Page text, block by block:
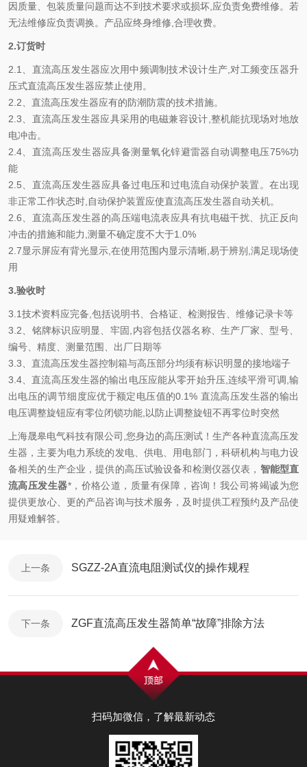
因质量、包装质量问题而达不到技术要求或损坏,应负责免费维修。若
无法维修应负责调换。产品应终身维修,合理收费。
2.订货时
2.1、直流高压发生器应次用中频调制技术设计生产,对工频变压器升
压式直流高压发生器应禁止使用。
2.2、直流高压发生器应有的防潮防震的技术措施。
2.3、直流高压发生器应具采用的电磁兼容设计,整机能抗现场对地放
电冲击。
2.4、直流高压发生器应具备测量氧化锌避雷器自动调整电压75%功
能
2.5、直流高压发生器应具备过电压和过电流自动保护装置。在出现
非正常工作状态时,自动保护装置应使直流高压发生器自动关机。
2.6、直流高压发生器的高压端电流表应具有抗电磁干扰、抗正反向
冲击的措施和能力,测量不确定度不大于1.0%
2.7显示屏应有背光显示,在使用范围内显示清晰,易于辨别,满足现场使
用
3.验收时
3.1技术资料应完备,包括说明书、合格证、检测报告、维修记录卡等
3.2、铭牌标识应明显、牢固,内容包括仪器名称、生产厂家、型号、
编号、精度、测量范围、出厂日期等
3.3、直流高压发生器控制箱与高压部分均须有标识明显的接地端子
3.4、直流高压发生器的输出电压应能从零开始升压,连续平滑可调,输
出电压的调节细度应优于额定电压值的0.1% 直流高压发生器的输出
电压调整旋钮应有零位闭锁功能,以防止调整旋钮不再零位时突然
上海晟皋电气科技有限公司,您身边的高压测试！生产各种直流高压发
生器，主要为电力系统的发电、供电、用电部门，科研机构与电力设
备相关的生产企业，提供的高压试验设备和检测仪器仪表， 智能型直
流高压发生器*，价格公道，质量有保障，咨询！我公司将竭诚为您
提供更放心、更的产品咨询与技术服务，及时提供工程预约及产品使
用疑难解答。
上一条 SGZZ-2A直流电阻测试仪的操作规程
下一条 ZGF直流高压发生器简单“故障”排除方法
扫码加微信，了解最新动态